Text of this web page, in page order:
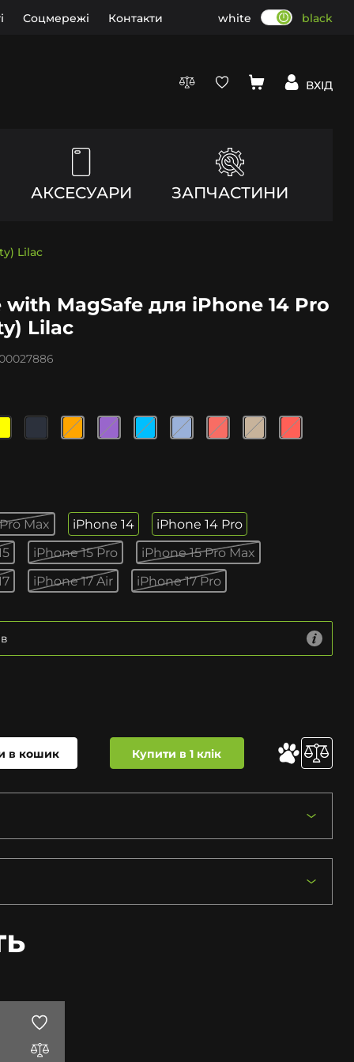
Соцмережі Контакти white black
ВХІД
АКСЕСУАРИ ЗАПЧАСТИНИ
Lilac
MagSafe для iPhone 14 Pro
Lilac
Max iPhone 14
iPhone 14 Pro
iPhone 15 Pro
iPhone 15 Pro Max
iPhone 17 Air iPhone 17 Pro
в кошик Купити в 1 клік